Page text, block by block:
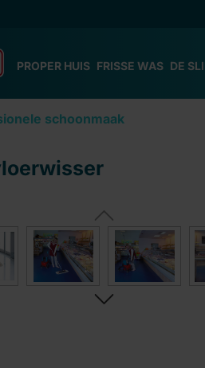
PROPER HUIS FRISSE WAS DE
schoonmaak